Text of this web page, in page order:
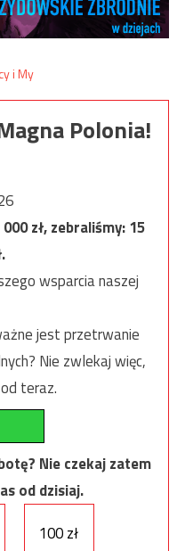
Polonia!
000zł, zebraliśmy:15
wsparcia naszej
jest przetrwanie
Nie zwlekaj więc,
teraz.
Nie czekaj zatem
od dzisiaj.
100 zł